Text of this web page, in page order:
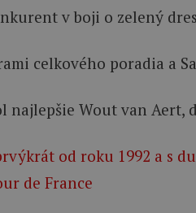
v boji o zelený
celkového poradia a
Wout van
od roku 1992 a s
de France